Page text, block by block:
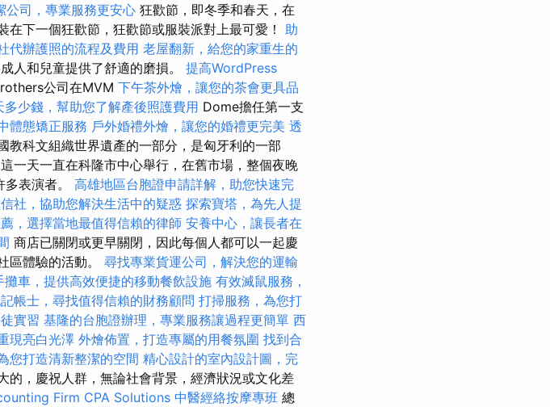
公司，專業服務更安心 狂歡節，即冬季和春天，在
下一個狂歡節，狂歡節或服裝派對上最可愛！ 助
代辦護照的流程及費用 老屋翻新，給您的家重生的
人和兒童提供了舒適的磨損。 提高WordPress
公司在MVM 下午茶外燴，讓您的茶會更具品
多少錢，幫助您了解產後照護費用 Dome擔任第一支
體態矯正服務 戶外婚禮外燴，讓您的婚禮更完美 透
教科文組織世界遺產的一部分，是匈牙利的一部
一天一直在科隆市中心舉行，在舊市場，整個夜晚
表演者。 高雄地區台胞證申請詳解，助您快速完
社，協助您解決生活中的疑惑 探索寶塔，為先人提
，選擇當地最值得信賴的律師 安養中心，讓長者在
商店已關閉或更早關閉，因此每個人都可以一起慶
區體驗的活動。 尋找專業貨運公司，解決您的運輸
攤車，提供高效便捷的移動餐飲設施 有效滅鼠服務，
帳士，尋找值得信賴的財務顧問 打掃服務，為您打
實習 基隆的台胞證辦理，專業服務讓過程更簡單 西
現亮白光澤 外燴佈置，打造專屬的用餐氛圍 找到合
您打造清新整潔的空間 精心設計的室內設計圖，完
的，慶祝人群，無論社會背景，經濟狀況或文化差
Firm CPA Solutions 中醫經絡按摩專班 總